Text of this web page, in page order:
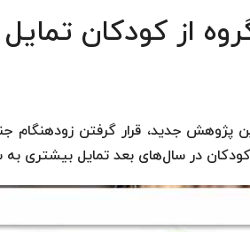
از کودکان
پژوهش جدید، قرار گرفتن زودهنگام
در سال‌های بعد تمایل بیشتری به